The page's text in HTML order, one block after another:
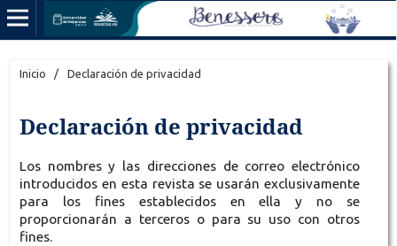
Inicio / Declaración de privacidad
Declaración de privacidad
Los nombres y las direcciones de correo electrónico
introducidos en esta revista se usarán exclusivamente
para los fines establecidos en ella y no se
proporcionarán a terceros o para su uso con otros
fines.